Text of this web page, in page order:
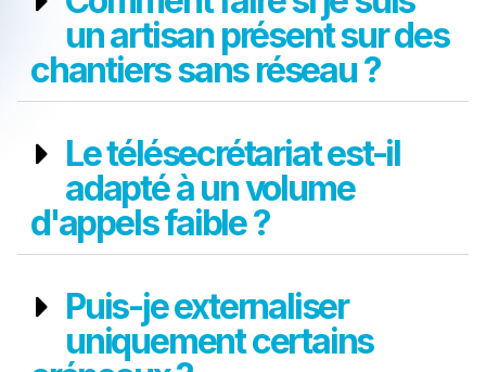
un artisan présent sur des
chantiers sans réseau ?
Le télésecrétariat est-il
adapté à un volume
d'appels faible ?
Puis-je externaliser
uniquement certains